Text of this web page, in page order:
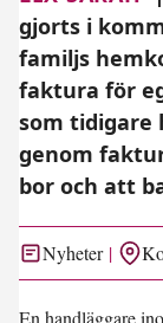
gjorts i
familjs
faktura för
som tidigare
genom
bor och att
Nyheter
En handläggare